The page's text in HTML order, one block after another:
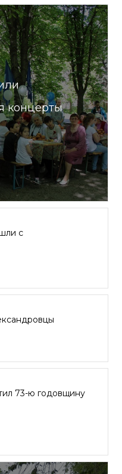
концерты
с
73-ю годовщину